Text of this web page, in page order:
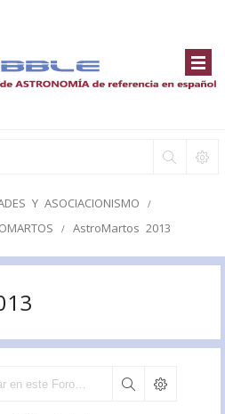
Y ASOCIACIONISMO
AstroMartos 2013